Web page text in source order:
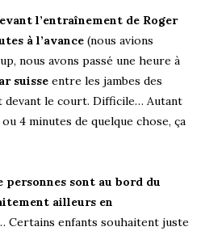
l’entraînement de Roger
à l’avance (nous avions
nous avons passé une heure à
suisse entre les jambes des
devant le court. Difficile… Autant
4 minutes de quelque chose, ça
personnes sont au bord du
ailleurs en
Certains enfants souhaitent juste